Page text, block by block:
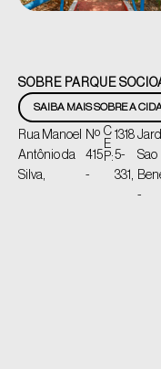
SOBRE PARQUE
SAIBA MAIS SOBRE A
Rua Manoel
Antônio da
Silva,
Nº
415
-
C
E
P:
1318
5-
331,
Sao
-